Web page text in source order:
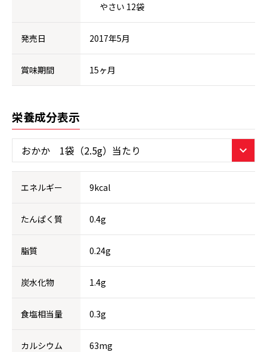
やさい 12袋
発売日 2017年5月
賞味期間 15ヶ月
栄養成分表示
エネルギー 9kcal
たんぱく質 0.4g
脂質 0.24g
炭水化物 1.4g
食塩相当量 0.3g
カルシウム 63mg